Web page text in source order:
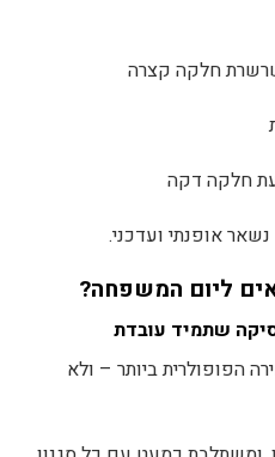
חלקה קצרה
חלקה דקה
אופנתי ועדכני.
ליום המשפחה?
שתמיד עובדת
הפופולרית ביותר – ולא